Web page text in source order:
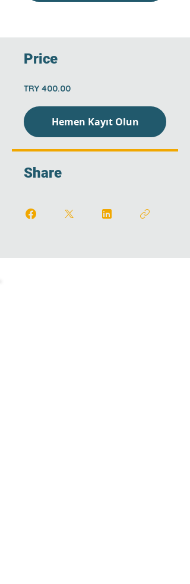
Price
TRY 400.00
Hemen Kayıt Olun
Share